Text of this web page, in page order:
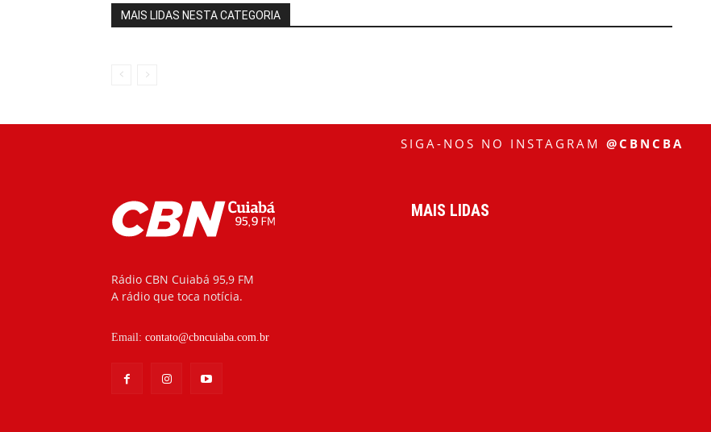
MAIS LIDAS NESTA CATEGORIA
SIGA-NOS NO INSTAGRAM @CBNCBA
Rádio CBN Cuiabá 95,9 FM
A rádio que toca notícia.
Email: contato@cbncuiaba.com.br
MAIS LIDAS